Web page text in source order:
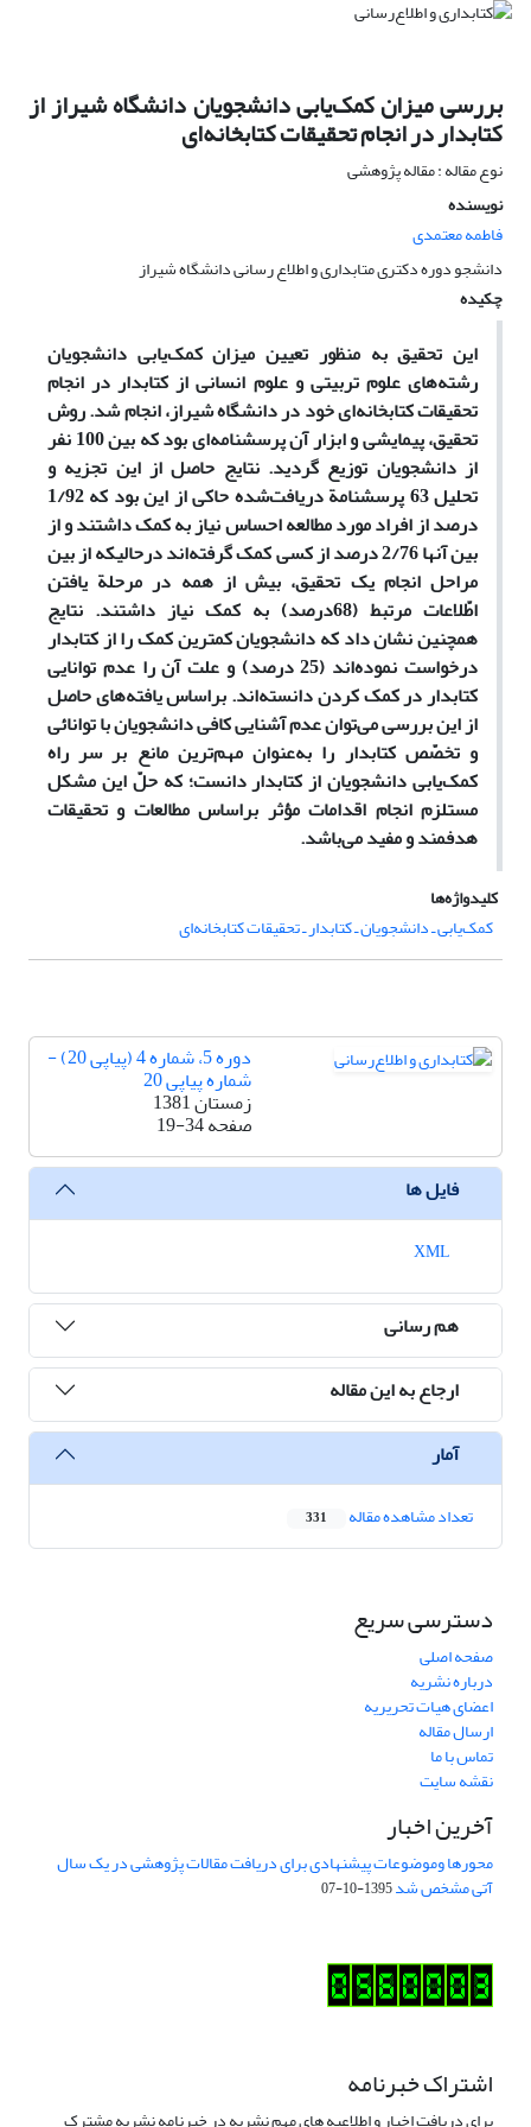
بررسی میزان کمک‌یابی دانشجویان دانشگاه شیراز از
کتابدار در انجام تحقیقات کتابخانه‌ای
نوع مقاله : مقاله پژوهشی
نویسنده
فاطمه معتمدی
دانشجو دوره دکتری متابداری و اطلاع رسانی دانشگاه شیراز
چکیده
این تحقیق به منظور تعیین میزان کمک‌یابی دانشجویان
رشته‌‍‌های علوم تربیتی و علوم انسانی از کتابدار در انجام
تحقیقات کتابخانه‌ای خود در دانشگاه شیراز، انجام شد. روش
تحقیق، پیمایشی و ابزار آن پرسشنامه‌ای بود که بین 100 نفر
از دانشجویان توزیع گردید. نتایج حاصل از این تجزیه و
تحلیل 63 پرسشنامة دریافت‌شده حاکی از این بود که 1/92
درصد از افراد مورد مطالعه احساس نیاز به کمک داشتند و از
بین آنها 2/76 درصد از کسی کمک گرفته‌اند درحالیکه از بین
مراحل انجام یک تحقیق، بیش از همه در مرحلة یافتن
اطّلاعات مرتبط (68درصد) به کمک نیاز داشتند. نتایج
همچنین نشان داد که دانشجویان کمترین کمک را از کتابدار
درخواست نموده‌اند (25 درصد) و علت آن را عدم توانایی
کتابدار در کمک کردن دانسته‌اند. براساس یافته‌های حاصل
از این بررسی می‌توان عدم آشنایی کافی دانشجویان با توانائی
و تخصّص کتابدار را به‌عنوان مهم‌ترین مانع بر سر راه
کمک‌یابی دانشجویان از کتابدار دانست؛ که حلّ این مشکل
مستلزم انجام اقدامات مؤثر براساس مطالعات و تحقیقات
هدفمند و مفید می‌باشد.
کلیدواژه‌ها
کمک‌یابی ـ دانشجویان ـ کتابدار ـ تحقیقات کتابخانه‌‌ای
دوره 5، شماره 4 (پیاپی 20) -
شماره پیاپی 20
زمستان 1381
صفحه19-34
فایل ها
هم رسانی
ارجاع به این مقاله
آمار
تعداد مشاهده مقاله 331
دسترسی سریع
صفحه اصلی
درباره نشریه
اعضای هیات تحریریه
ارسال مقاله
تماس با ما
نقشه سایت
آخرین اخبار
محورها وموضوعات پیشنهادی برای دریافت مقالات پژوهشی در یک سال
آتی مشخص شد1395-10-07
اشتراک خبرنامه